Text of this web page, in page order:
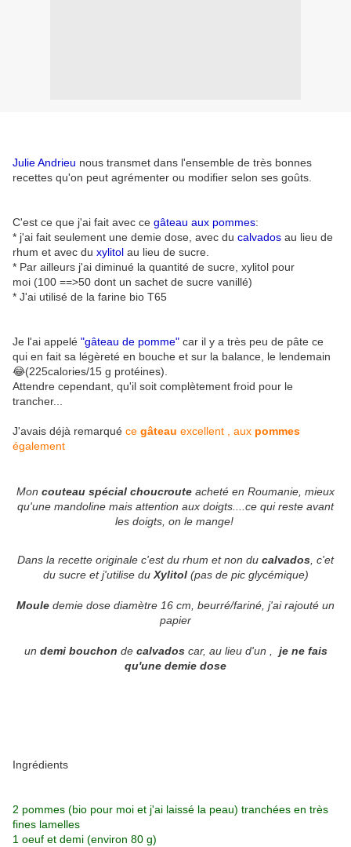
Julie Andrieu nous transmet dans l'ensemble de très bonnes
recettes qu'on peut agrémenter ou modifier selon ses goûts.
C'est ce que j'ai fait avec ce gâteau aux pommes:
* j'ai fait seulement une demie dose, avec du calvados au lieu de
rhum et avec du xylitol au lieu de sucre.
* Par ailleurs j'ai diminué la quantité de sucre, xylitol pour
moi (100 ==>50 dont un sachet de sucre vanillé)
* J'ai utilisé de la farine bio T65
Je l'ai appelé "gâteau de pomme" car il y a très peu de pâte ce
qui en fait sa légèreté en bouche et sur la balance, le lendemain
😂(225calories/15 g protéines).
Attendre cependant, qu'il soit complètement froid pour le
trancher...
J'avais déjà remarqué ce gâteau excellent , aux pommes
également
Mon couteau spécial choucroute acheté en Roumanie, mieux
qu'une mandoline mais attention aux doigts....ce qui reste avant
les doigts, on le mange!
Dans la recette originale c'est du rhum et non du calvados , c'et
du sucre et j'utilise du Xylitol(pas de pic glycémique)
Moule demie dose diamètre 16 cm, beurré/fariné, j'ai rajouté un
papier
un demi bouchon decalvadoscar, au lieu d'un , je ne fais
qu'une demie dose
Ingrédients
2 pommes (bio pour moi et j'ai laissé la peau) tranchées en très
fines lamelles
1 oeuf et demi (environ 80 g)